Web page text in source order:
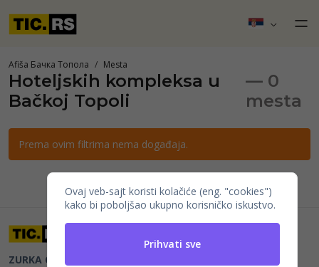
Afiša Бачка Топола Mesta
Hoteljskih kompleksa u
Bačkoj Topoli
— 0
mesta
Prema ovim filtrima nema događaja.
ZURKA CE BITI DOO
Ovaj veb-sajt koristi kolačiće (eng. "cookies")
kako bi poboljšao ukupno korisničko iskustvo.
Prihvati sve